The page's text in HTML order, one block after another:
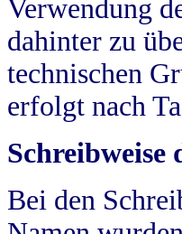
Verwendung
dahinter zu
technischen
erfolgt nach
Schreibweise
Bei den